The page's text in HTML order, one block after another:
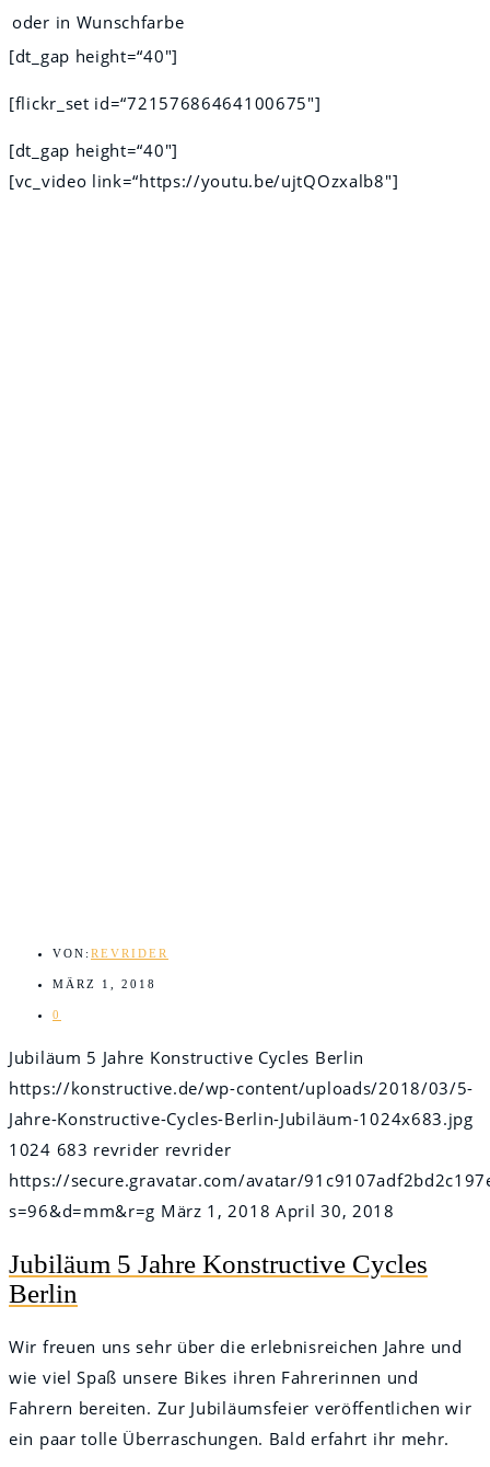
oder in Wunschfarbe
[dt_gap height=“40″]
[flickr_set id=“72157686464100675″]
[dt_gap height=“40″]
[vc_video link=“https://youtu.be/ujtQOzxalb8″]
VON: REVRIDER
MÄRZ 1, 2018
0
Jubiläum 5 Jahre Konstructive Cycles Berlin
https://konstructive.de/wp-content/uploads/2018/03/5-
Jahre-Konstructive-Cycles-Berlin-Jubiläum-1024x683.jpg
1024 683 revrider revrider
https://secure.gravatar.com/avatar/
s=96&d=mm&r=g März 1, 2018 April 30, 2018
Jubiläum 5 Jahre Konstructive Cycles
Berlin
Wir freuen uns sehr über die erlebnisreichen Jahre und
wie viel Spaß unsere Bikes ihren Fahrerinnen und
Fahrern bereiten. Zur Jubiläumsfeier veröffentlichen wir
ein paar tolle Überraschungen. Bald erfahrt ihr mehr.